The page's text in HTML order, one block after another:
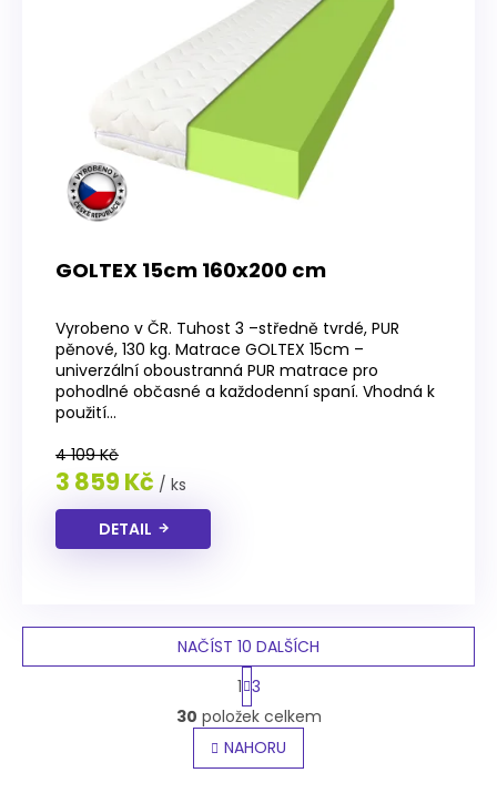
GOLTEX 15cm 160x200 cm
hodnocení
produktu
je
3,6
z
5
hvězdiček.
Vyrobeno v ČR. Tuhost 3 –středně tvrdé, PUR
pěnové, 130 kg. Matrace GOLTEX 15cm –
univerzální oboustranná PUR matrace pro
pohodlné občasné a každodenní spaní. Vhodná k
použití...
4 109 Kč
3 859 Kč / ks
DETAIL
O
v
l
á
NAČÍST 10 DALŠÍCH
S
t
r
á
n
k
1 3
30 položek celkem
NAHORU